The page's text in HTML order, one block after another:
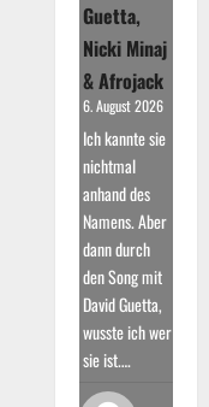
Guetta,
Nicki Minaj
& Afrojack
6. August 2026
Ich kannte sie
nichtmal
anhand des
Namens. Aber
dann durch
den Song mit
David Guetta,
wusste ich wer
sie ist.…